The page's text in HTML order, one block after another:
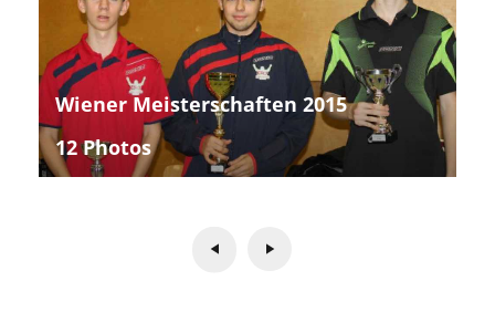
Wiener Meisterschaften 2015
12 Photos